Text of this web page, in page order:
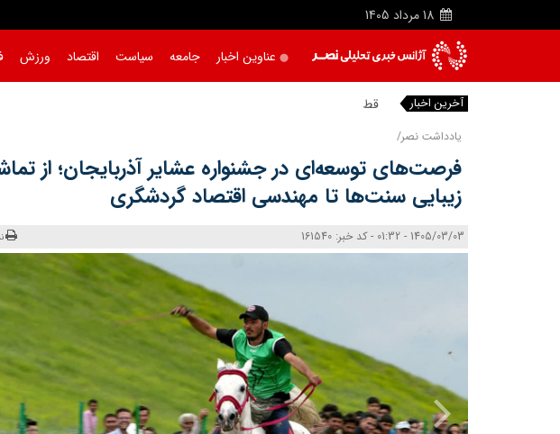
18 مرداد 1405
عناوین اخبار جامعه سیاست اقتصاد ورزش
آخرین اخبار قطع همکاری
یادداشت نصر/
فرصت‌های توسعه‌ای در جشنواره عشایر آذربایجان؛ از
زیبایی سنت‌ها تا مهندسی اقتصاد گردشگری
1405/03/03 - 01:32 - کد خبر: 161540